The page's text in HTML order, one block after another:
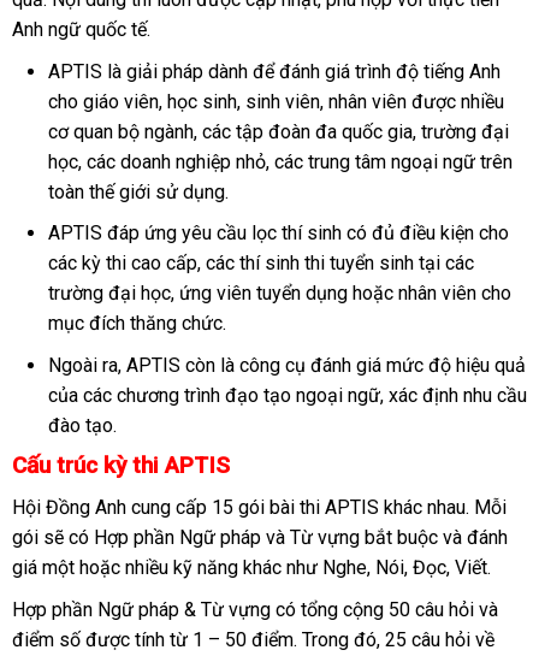
Anh ngữ quốc tế.
APTIS là giải pháp dành để đánh giá trình độ tiếng Anh
cho giáo viên, học sinh, sinh viên, nhân viên được nhiều
cơ quan bộ ngành, các tập đoàn đa quốc gia, trường đại
học, các doanh nghiệp nhỏ, các trung tâm ngoại ngữ trên
toàn thế giới sử dụng.
APTIS đáp ứng yêu cầu lọc thí sinh có đủ điều kiện cho
các kỳ thi cao cấp, các thí sinh thi tuyển sinh tại các
trường đại học, ứng viên tuyển dụng hoặc nhân viên cho
mục đích thăng chức.
Ngoài ra, APTIS còn là công cụ đánh giá mức độ hiệu quả
của các chương trình đạo tạo ngoại ngữ, xác định nhu cầu
đào tạo.
Cấu trúc kỳ thi APTIS
Hội Đồng Anh cung cấp 15 gói bài thi APTIS khác nhau. Mỗi
gói sẽ có Hợp phần Ngữ pháp và Từ vựng bắt buộc và đánh
giá một hoặc nhiều kỹ năng khác như Nghe, Nói, Đọc, Viết.
Hợp phần Ngữ pháp & Từ vựng có tổng cộng 50 câu hỏi và
điểm số được tính từ 1 – 50 điểm. Trong đó, 25 câu hỏi về